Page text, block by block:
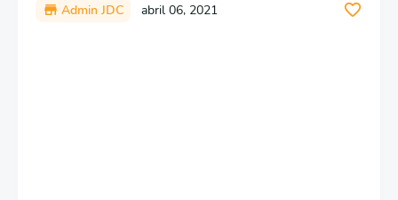
Admin JDC abril 06, 2021